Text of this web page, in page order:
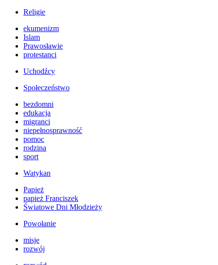
Religie
ekumenizm
Islam
Prawosławie
protestanci
Uchodźcy
Społeczeństwo
bezdomni
edukacja
migranci
niepełnosprawność
pomoc
rodzina
sport
Watykan
Papież
papież Franciszek
Światowe Dni Młodzieży
Powołanie
misje
rozwój